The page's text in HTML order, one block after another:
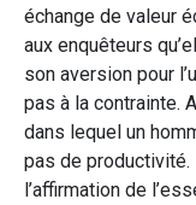
échange de valeur
aux enquêteurs
son aversion pour
pas à la contrainte.
dans lequel un
pas de productivité.
l’affirmation de